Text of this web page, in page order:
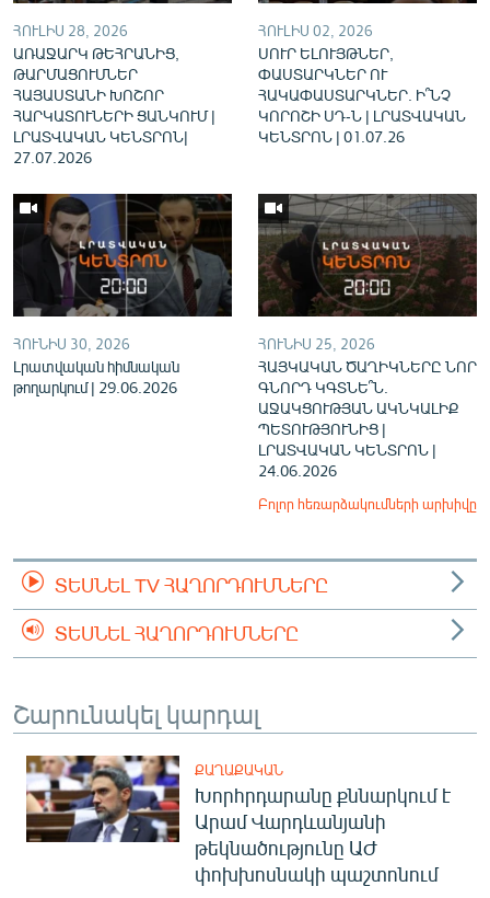
ՀՈՒԼԻՍ 28, 2026
ԱՌԱՋԱՐԿ ԹԵՀՐԱՆԻՑ,
ԹԱՐՄԱՑՈՒՄՆԵՐ
ՀԱՅԱՍՏԱՆԻ ԽՈՇՈՐ
ՀԱՐԿԱՏՈՒՆԵՐԻ ՑԱՆԿՈՒՄ |
ԼՐԱՏՎԱԿԱՆ ԿԵՆՏՐՈՆ|
27.07.2026
ՀՈՒԼԻՍ 02, 2026
ՍՈՒՐ ԵԼՈՒՅԹՆԵՐ,
ՓԱՍՏԱՐԿՆԵՐ ՈՒ
ՀԱԿԱՓԱՍՏԱՐԿՆԵՐ. Ի՞ՆՉ
ԿՈՐՈՇԻ ՍԴ-Ն | ԼՐԱՏՎԱԿԱՆ
ԿԵՆՏՐՈՆ | 01.07.26
ՀՈՒՆԻՍ 30, 2026
Լրատվական հիմնական
թողարկում | 29.06.2026
ՀՈՒՆԻՍ 25, 2026
ՀԱՅԿԱԿԱՆ ԾԱՂԻԿՆԵՐԸ ՆՈՐ
ԳՆՈՐԴ ԿԳՏՆԵ՞Ն.
ԱՋԱԿՑՈՒԹՅԱՆ ԱԿՆԿԱԼԻՔ
ՊԵՏՈՒԹՅՈՒՆԻՑ |
ԼՐԱՏՎԱԿԱՆ ԿԵՆՏՐՈՆ |
24.06.2026
Բոլոր հեռարձակումների արխիվը
ՏԵՍՆԵԼ TV ՀԱՂՈՐԴՈՒՄՆԵՐԸ
ՏԵՍՆԵԼ ՀԱՂՈՐԴՈՒՄՆԵՐԸ
Շարունակել կարդալ
ՔԱՂԱՔԱԿԱՆ
Խորհրդարանը քննարկում է
Արամ Վարդևանյանի
թեկնածությունը ԱԺ
փոխխոսնակի պաշտոնում